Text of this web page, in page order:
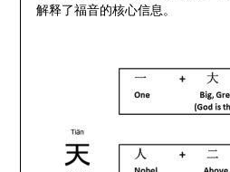
解释了福音的核心信息。